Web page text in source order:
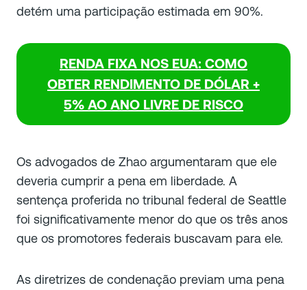
detém uma participação estimada em 90%.
RENDA FIXA NOS EUA: COMO
OBTER RENDIMENTO DE DÓLAR +
5% AO ANO LIVRE DE RISCO
Os advogados de Zhao argumentaram que ele
deveria cumprir a pena em liberdade. A
sentença proferida no tribunal federal de Seattle
foi significativamente menor do que os três anos
que os promotores federais buscavam para ele.
As diretrizes de condenação previam uma pena